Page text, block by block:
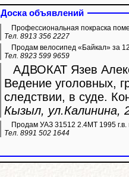
Доска объявлений
Профессиональная покраска
Тел. 8913 356 2227
Продам велосипед «Байкал» за
Тел. 8923 599 9659
АДВОКАТ Язев
Ведение уголовных,
следствии, в суде.
Кызыл, ул.Калинина,
Продам УАЗ 31512 2.4МТ 1995 г.в.
Тел. 8991 502 1644